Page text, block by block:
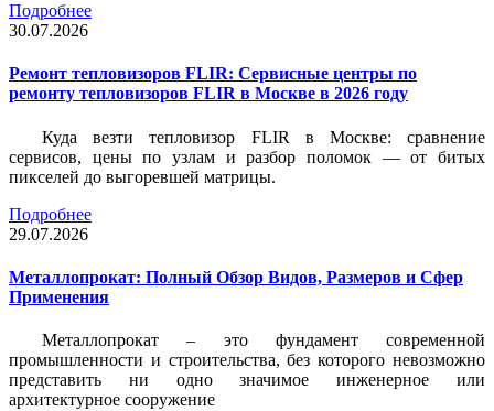
Подробнее
30.07.2026
Ремонт тепловизоров FLIR: Сервисные центры по
ремонту тепловизоров FLIR в Москве в 2026 году
Куда везти тепловизор FLIR в Москве: сравнение
сервисов, цены по узлам и разбор поломок — от битых
пикселей до выгоревшей матрицы.
Подробнее
29.07.2026
Металлопрокат: Полный Обзор Видов, Размеров и Сфер
Применения
Металлопрокат – это фундамент современной
промышленности и строительства, без которого невозможно
представить ни одно значимое инженерное или
архитектурное сооружение